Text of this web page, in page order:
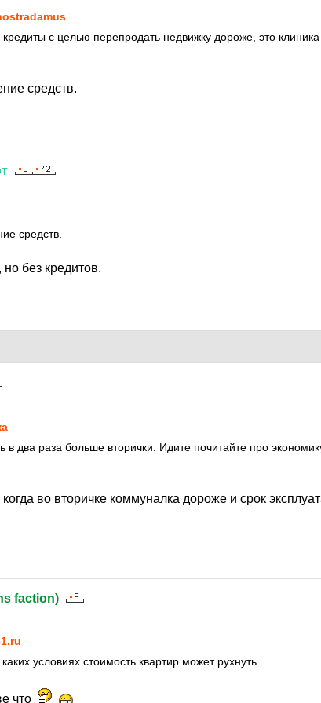
кредиты с целью перепродать недвижку дороже, это клиника
средств.
средств.
без кредитов.
в два раза больше вторички. Идите почитайте про
во вторичке коммуналка дороже и срок
faction)
условиях стоимость квартир может рухнуть
что